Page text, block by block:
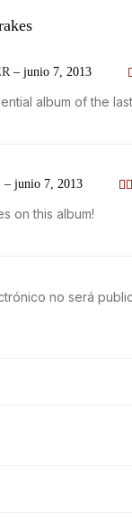
– junio 7, 2013
album of the
– junio 7, 2013
on this album!
no será